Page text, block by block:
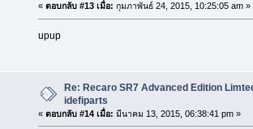
« ตอบกลับ #13 เมื่อ: กุมภาพันธ์ 24, 2015, 10:25:05 am »
upup
Re: Recaro SR7 Advanced Edition
idefiparts
« ตอบกลับ #14 เมื่อ: มีนาคม 13, 2015, 06:38:41 pm »